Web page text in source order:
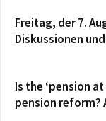
Freitag, der 7.
Diskussionen
Is the ‘pension
pension reform?